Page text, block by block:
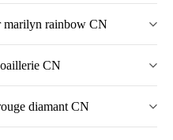
marilyn rainbow CN
CN
diamant CN